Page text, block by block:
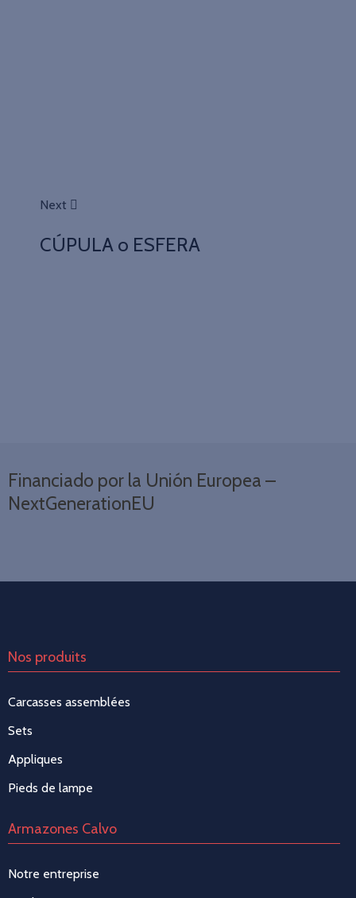
Next
CÚPULA o ESFERA
Financiado por la Unión Europea –
NextGenerationEU
Nos produits
Carcasses assemblées
Sets
Appliques
Pieds de lampe
Armazones Calvo
Notre entreprise